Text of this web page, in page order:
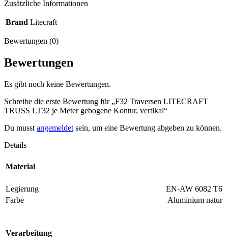
Zusätzliche Informationen
Brand Litecraft
Bewertungen (0)
Bewertungen
Es gibt noch keine Bewertungen.
Schreibe die erste Bewertung für „F32 Traversen LITECRAFT
TRUSS LT32 je Meter gebogene Kontur, vertikal“
Du musst angemeldet sein, um eine Bewertung abgeben zu können.
Details
Material
Legierung
EN-AW 6082 T6
Farbe
Aluminium natur
Verarbeitung